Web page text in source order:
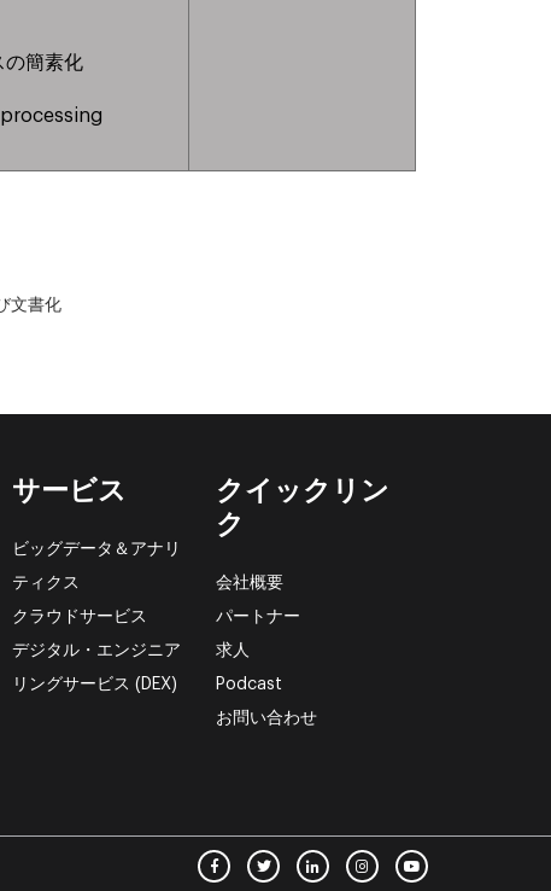
の簡素化
文書化
サービス
ビッグデータ＆アナリ
ティクス
クラウドサービス
デジタル・エンジニア
リングサービス (DEX)
クイックリン
ク
会社概要
パートナー
求人
Podcast
お問い合わせ